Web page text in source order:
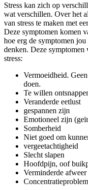
Stress kan zich op
wat verschillen. Over het
van stress te maken met
Deze symptomen komen
hoe erg de symptomen
denken. Deze symptomen
stress:
Vermoeidheid.
doen.
Te willen
Veranderde eetlust
gespannen zijn
Emotioneel zijn
Somberheid
Niet goed om
vergeetachtigheid
Slecht slapen
Hoofdpijn, oof
Verminderde afweer